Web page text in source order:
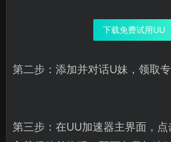
下载免费试用UU
第二步：添加并对话U妹，领取专
第三步：在UU加速器主界面，点